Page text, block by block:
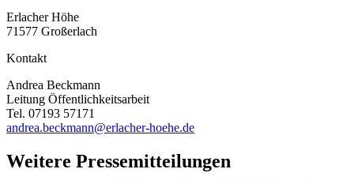
Erlacher Höhe
71577 Großerlach
Kontakt
Andrea Beckmann
Leitung Öffentlichkeitsarbeit
Tel. 07193 57171
andrea.beckmann@erlacher-hoehe.de
Weitere Pressemitteilungen